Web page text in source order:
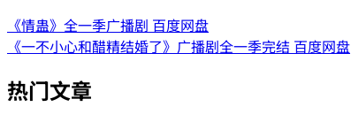
《情蛊》全一季广播剧 百度网盘
《一不小心和醋精结婚了》广播剧全一季完结 百度网盘
热门文章